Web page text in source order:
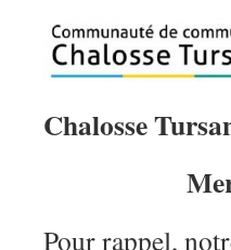
Chalosse
Pour rappel,